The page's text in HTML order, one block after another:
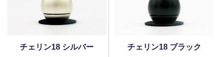
チェリン18 シルバー チェリン18 ブラック